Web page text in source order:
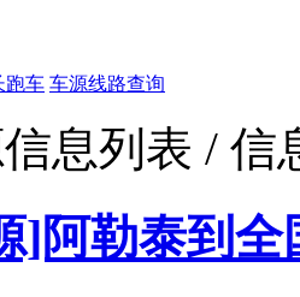
跑车 车源线路查询
息列表 / 信
]阿勒泰到